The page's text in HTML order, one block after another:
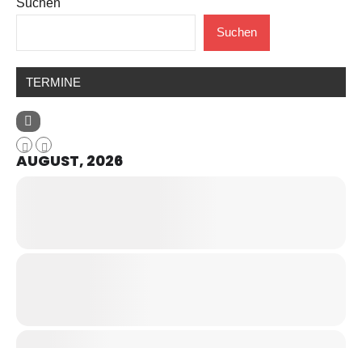
Suchen
TERMINE
AUGUST, 2026